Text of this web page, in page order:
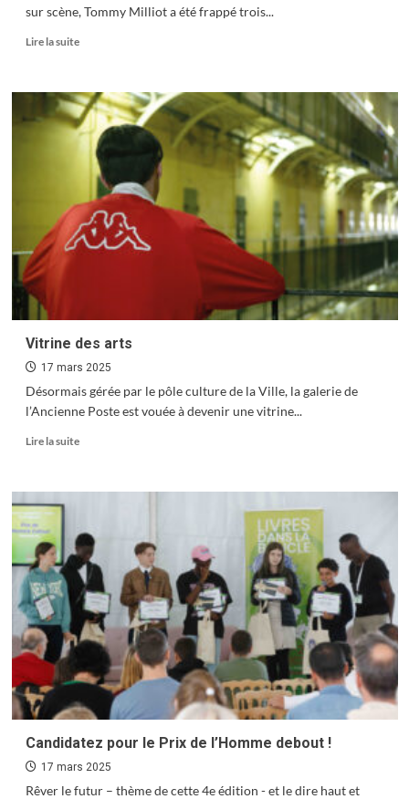
sur scène, Tommy Milliot a été frappé trois...
Lire la suiteEn
sur
Tommy
Milliot
sans
frontières
Vitrine des arts
17 mars 2025
Désormais gérée par le pôle culture de la Ville, la galerie de
l’Ancienne Poste est vouée à devenir une vitrine...
Lire la suiteEn
sur
arts
Candidatez pour le Prix de l’Homme debout !
17 mars 2025
Rêver le futur – thème de cette 4e édition - et le dire haut et